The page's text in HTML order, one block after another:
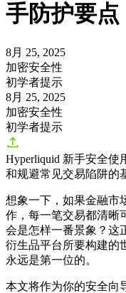
手防护要点
8月 25, 2025
加密安全性
初学者提示
8月 25, 2025
加密安全性
初学者提示
Hyperliquid 新手安全使
和规避常见交易陷阱的
想象一下，如果金融市
作，每一笔交易都清晰
会是怎样一番景象？这
衍生品平台所要构建的
永远是第一位的。
本文将作为你的安全向